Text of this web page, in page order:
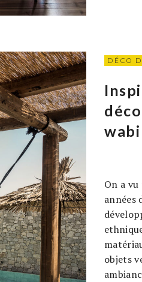
DÉCO
On a
années
objets